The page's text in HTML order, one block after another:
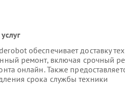
обеспечивает доставку
ремонт, включая срочный
онлайн. Также
срока службы техники